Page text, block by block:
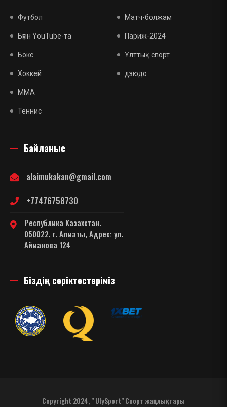
Футбол
Бүгін YouTube-та
Бокс
Хоккей
MMA
Теннис
Матч-болжам
Париж-2024
Ұлттық спорт
дзюдо
Байланыс
alaimukakan@gmail.com
+77476758730
Республика Казахстан.
050022, г. Алматы, Адрес: ул.
Айманова 124
Біздің серіктестеріміз
Copyright 2024, " UlySport" Спорт жаңалықтары